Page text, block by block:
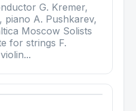
G. Kremer,
piano A. Pushkarev,
Moscow Solists
for strings F.